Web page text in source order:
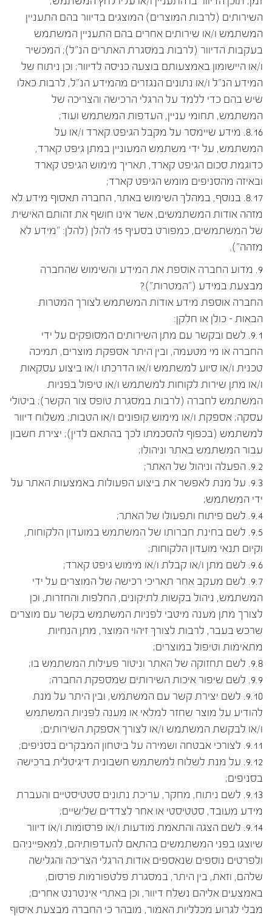
השירותים (לרבות המוצרים) המוצגים בדיוור בהם התעניין
המשתמש ו/או שירותים אחרים בהם התעניין המשתמש
בעקבות הדיוור (לרבות במסגרת האתרים הנ"ל); המכשיר
ו/או היישומון באמצעותם בוצעה כניסה לדיוור; וכן ניתוח של
המידע הנ"ל ו/או נתונים הנגזרים מהמידע הנ"ל, לרבות כאלו
שיש בהם כדי ללמד על הרגלי הרכישה והצריכה של
המשתמש, תחומי עניין, העדפות המשתמש ועוד;
8.16. מידע שיימסר על מקבל הגיפט קארד ו/או על
המשתמש, על ידי משתמש המעוניין במתן גיפט קארד,
כדוגמת סכום הגיפט קארד, תאריך מימוש הגיפט קארד
ובאיזה מהסניפים מומש הגיפט קארד;
8.17. בנוסף, במהלך השימוש באתר, החברה תאסוף מידע לא
מזהה אודות המשתמשים, אשר אינו חושף את זהותם האישית
של המשתמשים, כמפורט בסעיף 15 להלן (להלן: "מידע לא
מזהה").
9. מדוע החברה אוספת את המידע והשימוש שהחברה
מבצעת במידע ("המטרות")?
החברה אוספת מידע אודות המשתמש לצורך המטרות
הבאות – כולן או חלקן:
9.1. לשם ובקשר עם מתן השירותים המסופקים על ידי
החברה או מי מטעמה, ובין היתר אספקת מוצרים, תמיכה
טכנית ו/או סיוע למשתמש ו/או הדרכתו ו/או ביצוע עסקאות
ו/או מתן שירות לקוחות למשתמש ו/או טיפול בפניות
המשתמש לחברה (לרבות במסגרת טופס צור הקשר); ביטולי
עסקה; אספקת ו/או מימוש קופונים ו/או הטבות; משלוח דיוור
למשתמש (בכפוף להסכמתו לכך בהתאם לדין); יצירת חשבון
עבור המשתמש באתר וניהולו;
9.2. הפעלה וניהול של האתר;
9.3. על מנת לאפשר את ביצוע הפעולות באמצעות האתר על
ידי המשתמש;
9.4. לשם פיתוח ותפעולו של האתר;
9.5. לשם בחינת חברותו של המשתמש במועדון הלקוחות,
וקיום תנאי מועדון הלקוחות;
9.6. לשם מתן ו/או קבלת ו/או מימוש גיפט קארד;
9.7. לשם מעקב אחר תאריכי רכישה של המוצרים על ידי
המשתמש, ניהול בקשות לתיקונים, החלפות והחזרות, וכן
לצורך מתן מענה מיטבי לפניות המשתמש בקשר עם מוצרים
שרכש בעבר, לרבות לצורך זיהוי המוצר, מתן הנחיות
מתאימות וטיפול במוצרים;
9.8. לשם תחזוקה של האתר וניטור פעילות המשתמש בו;
9.9. לשם שיפור איכות השירותים שמספקת החברה;
9.10. לשם יצירת קשר עם המשתמש, ובין היתר על מנת
להודיע על מוצר שחזר למלאי או מענה לפניות המשתמש
ו/או לבקשת המשתמש ו/או לצורך אספקת השירותים;
9.11. לצורכי אבטחה ושמירה על ביטחון המבקרים בסניפים;
9.12. על מנת לשלוח למשתמש חשבונית דיגיטלית ברכישה
בסניפים;
9.13. לשם ניתוח, מחקר, עריכת נתונים סטטיסטיים והעברת
מידע מעובד, סטטיסטי או אחר לצדדים שלישיים;
9.14. לשם הצגה והתאמת מודעות ו/או פרסומות ו/או דיוור
שיוצגו בפני המשתמשים בהתאם להעדפותיהם, למאפייניהם
ולפרטים נוספים שנאספים אודות הרגלי הצריכה והגלישה
שלהם, וזאת, בין היתר, במסגרת פלטפורמות פרסום,
באמצעים אליהם נשלח דיוור, וכן באתרי אינטרנט אחרים;
מבלי לגרוע מכלליות האמור, מובהר כי החברה מבצעת איסוף